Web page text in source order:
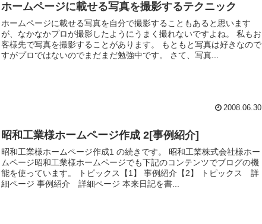
ホームページに載せる写真を撮影するテクニック
ホームページに載せる写真を自分で撮影することもあると思います
が、なかなかプロが撮影したようにうまく撮れないですよね。 私もお
客様先で写真を撮影することがあります。 もともと写真は好きなので
すがプロではないのでまだまだ勉強中です。 さて、写真...
2008.06.30
昭和工業様ホームページ作成 2[事例紹介]
昭和工業様ホームページ作成1 の続きです。 昭和工業株式会社様ホー
ムページ昭和工業様ホームページでも下記のコンテンツでブログの機
能を使っています。 トピックス【1】 事例紹介【2】 トピックス 詳
細ページ 事例紹介 詳細ページ 本来日記を書...